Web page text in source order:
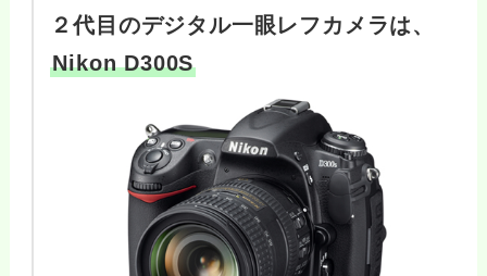
２代目のデジタル一眼レフカメラは、
Nikon D300S